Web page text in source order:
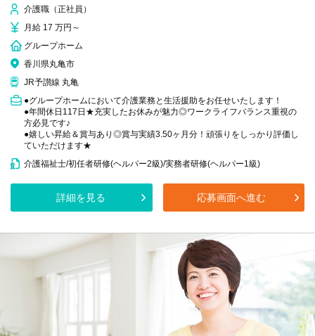
介護職（正社員）
月給 17 万円～
グループホーム
香川県丸亀市
JR予讃線 丸亀
●グループホームにおいて介護業務と生活援助をお任せいたします！
●年間休日117日★充実したお休みが魅力◎ワークライフバランス重視の
方必見です♪
●嬉しい昇給＆賞与あり◎賞与実績3.50ヶ月分！頑張りをしっかり評価し
ていただけます★
介護福祉士/初任者研修(ヘルパー2級)/実務者研修(ヘルパー1級)
詳細を見る 応募画面へ進む